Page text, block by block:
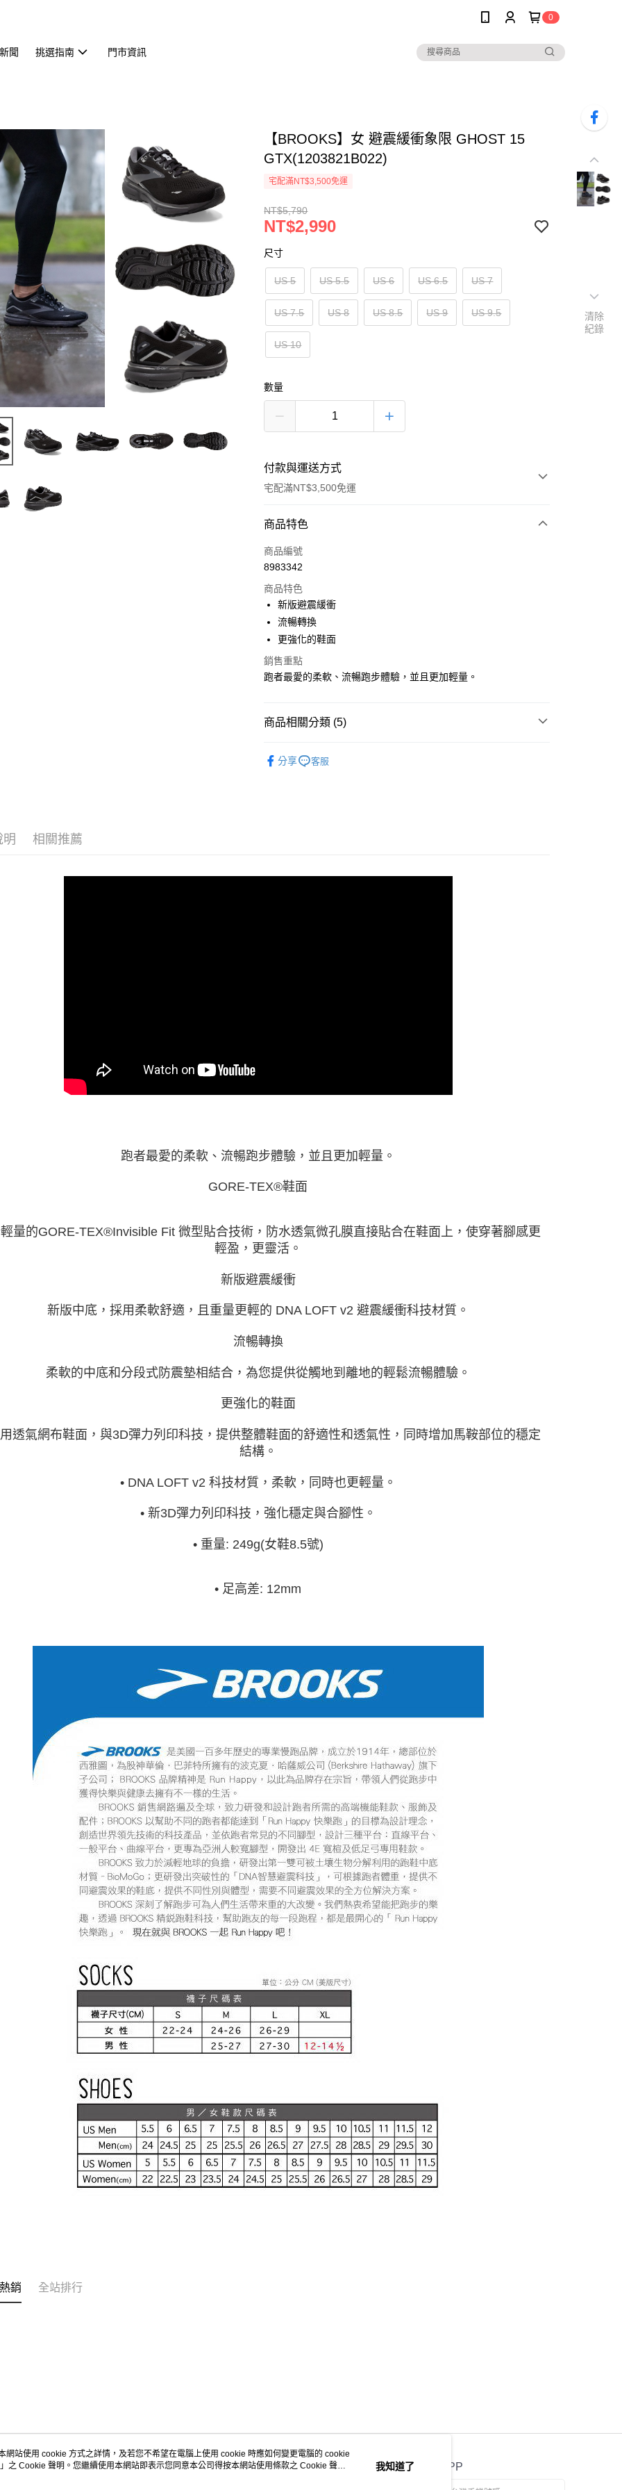
0
聞 挑選指南 門市資訊
【BROOKS】女 避震緩衝象限 GHOST 15
GTX(1203821B022)
宅配滿NT$3,500免運
NT$5,790
NT$2,990
尺寸
US 5 US 5.5 US 6 US 6.5 US 7
US 7.5 US 8 US 8.5 US 9 US 9.5
US 10
數量
付款與運送方式
宅配滿NT$3,500免運
付款方式
信用卡一次付款
運送方式
宅配
每筆NT$100，滿NT$3,500(含以上)免運費
商品特色
商品編號
8983342
商品特色
新版避震緩衝
流暢轉換
更強化的鞋面
銷售重點
跑者最愛的柔軟、流暢跑步體驗，並且更加輕量。
商品相關分類 (5)
分享 客服
明 相關推薦
跑者最愛的柔軟、流暢跑步體驗，並且更加輕量。
GORE-TEX®鞋面
量的GORE-TEX®Invisible Fit 微型貼合技術，防水透氣微孔膜直接貼合在鞋面上，使穿著腳感更
輕盈，更靈活。
新版避震緩衝
新版中底，採用柔軟舒適，且重量更輕的 DNA LOFT v2 避震緩衝科技材質。
流暢轉換
柔軟的中底和分段式防震墊相結合，為您提供從觸地到離地的輕鬆流暢體驗。
更強化的鞋面
透氣網布鞋面，與3D彈力列印科技，提供整體鞋面的舒適性和透氣性，同時增加馬鞍部位的穩定
結構。
• DNA LOFT v2 科技材質，柔軟，同時也更輕量。
• 新3D彈力列印科技，強化穩定與合腳性。
• 重量: 249g(女鞋8.5號)
• 足高差: 12mm
銷 全站排行
關於我們 客服資訊 官方APP
清除
紀錄
網站使用 cookie 方式之詳情，及若您不希望在電腦上使用 cookie 時應如何變更電腦的 cookie
」之 Cookie 聲明。您繼續使用本網站即表示您同意本公司得按本網站使用條款之 Cookie 聲明
我知道了